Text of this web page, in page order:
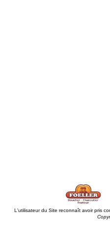
L'utilisateur du Site reconnaît avoir pris